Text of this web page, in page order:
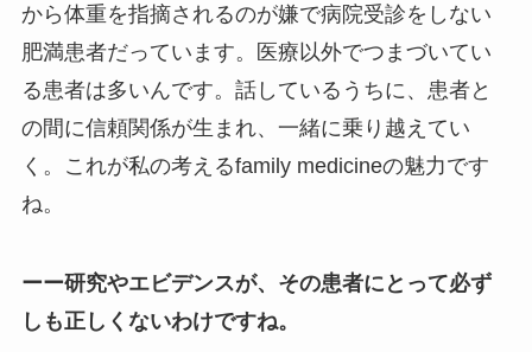
から体重を指摘されるのが嫌で病院受診をしない
肥満患者だっています。医療以外でつまづいてい
る患者は多いんです。話しているうちに、患者と
の間に信頼関係が生まれ、一緒に乗り越えてい
く。これが私の考えるfamily medicineの魅力です
ね。
ーー研究やエビデンスが、その患者にとって必ず
しも正しくないわけですね。